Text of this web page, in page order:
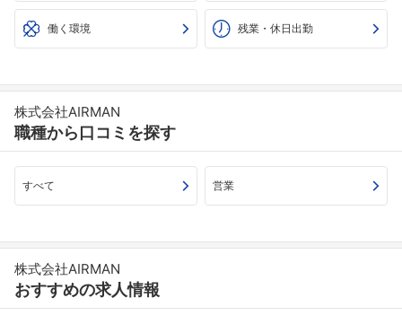
働く環境 残業・休日出勤
株式会社AIRMAN
職種から口コミを探す
すべて 営業
株式会社AIRMAN
おすすめの求人情報